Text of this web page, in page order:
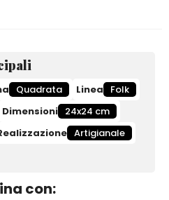
Quadrata Linea
Folk
Dimensioni 24x24 cm
Artigianale
con: